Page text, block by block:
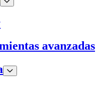
avanzadas